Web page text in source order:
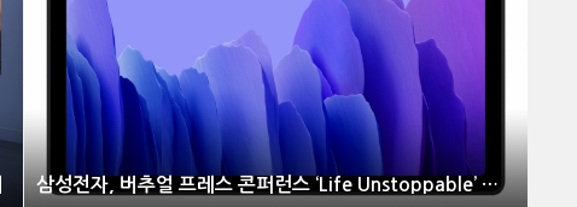
삼성전자, 버추얼 프레스 콘퍼런스 ‘Life Unstoppable’ 개최